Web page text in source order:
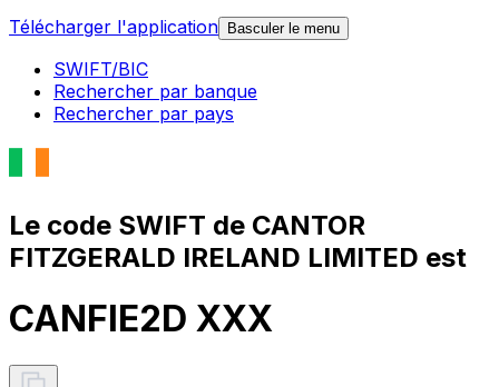
Télécharger l'application
Basculer le menu
SWIFT/BIC
Rechercher par banque
Rechercher par pays
Le code SWIFT de CANTOR
FITZGERALD IRELAND LIMITED est
CANFIE2D XXX